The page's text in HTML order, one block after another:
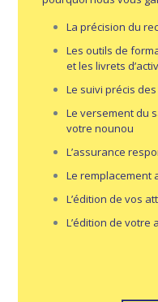
La précision du
Les outils de
et les livrets
Le suivi précis
Le versement du
votre nounou
L’assurance
Le remplacement
L’édition de vos
L’édition de votre